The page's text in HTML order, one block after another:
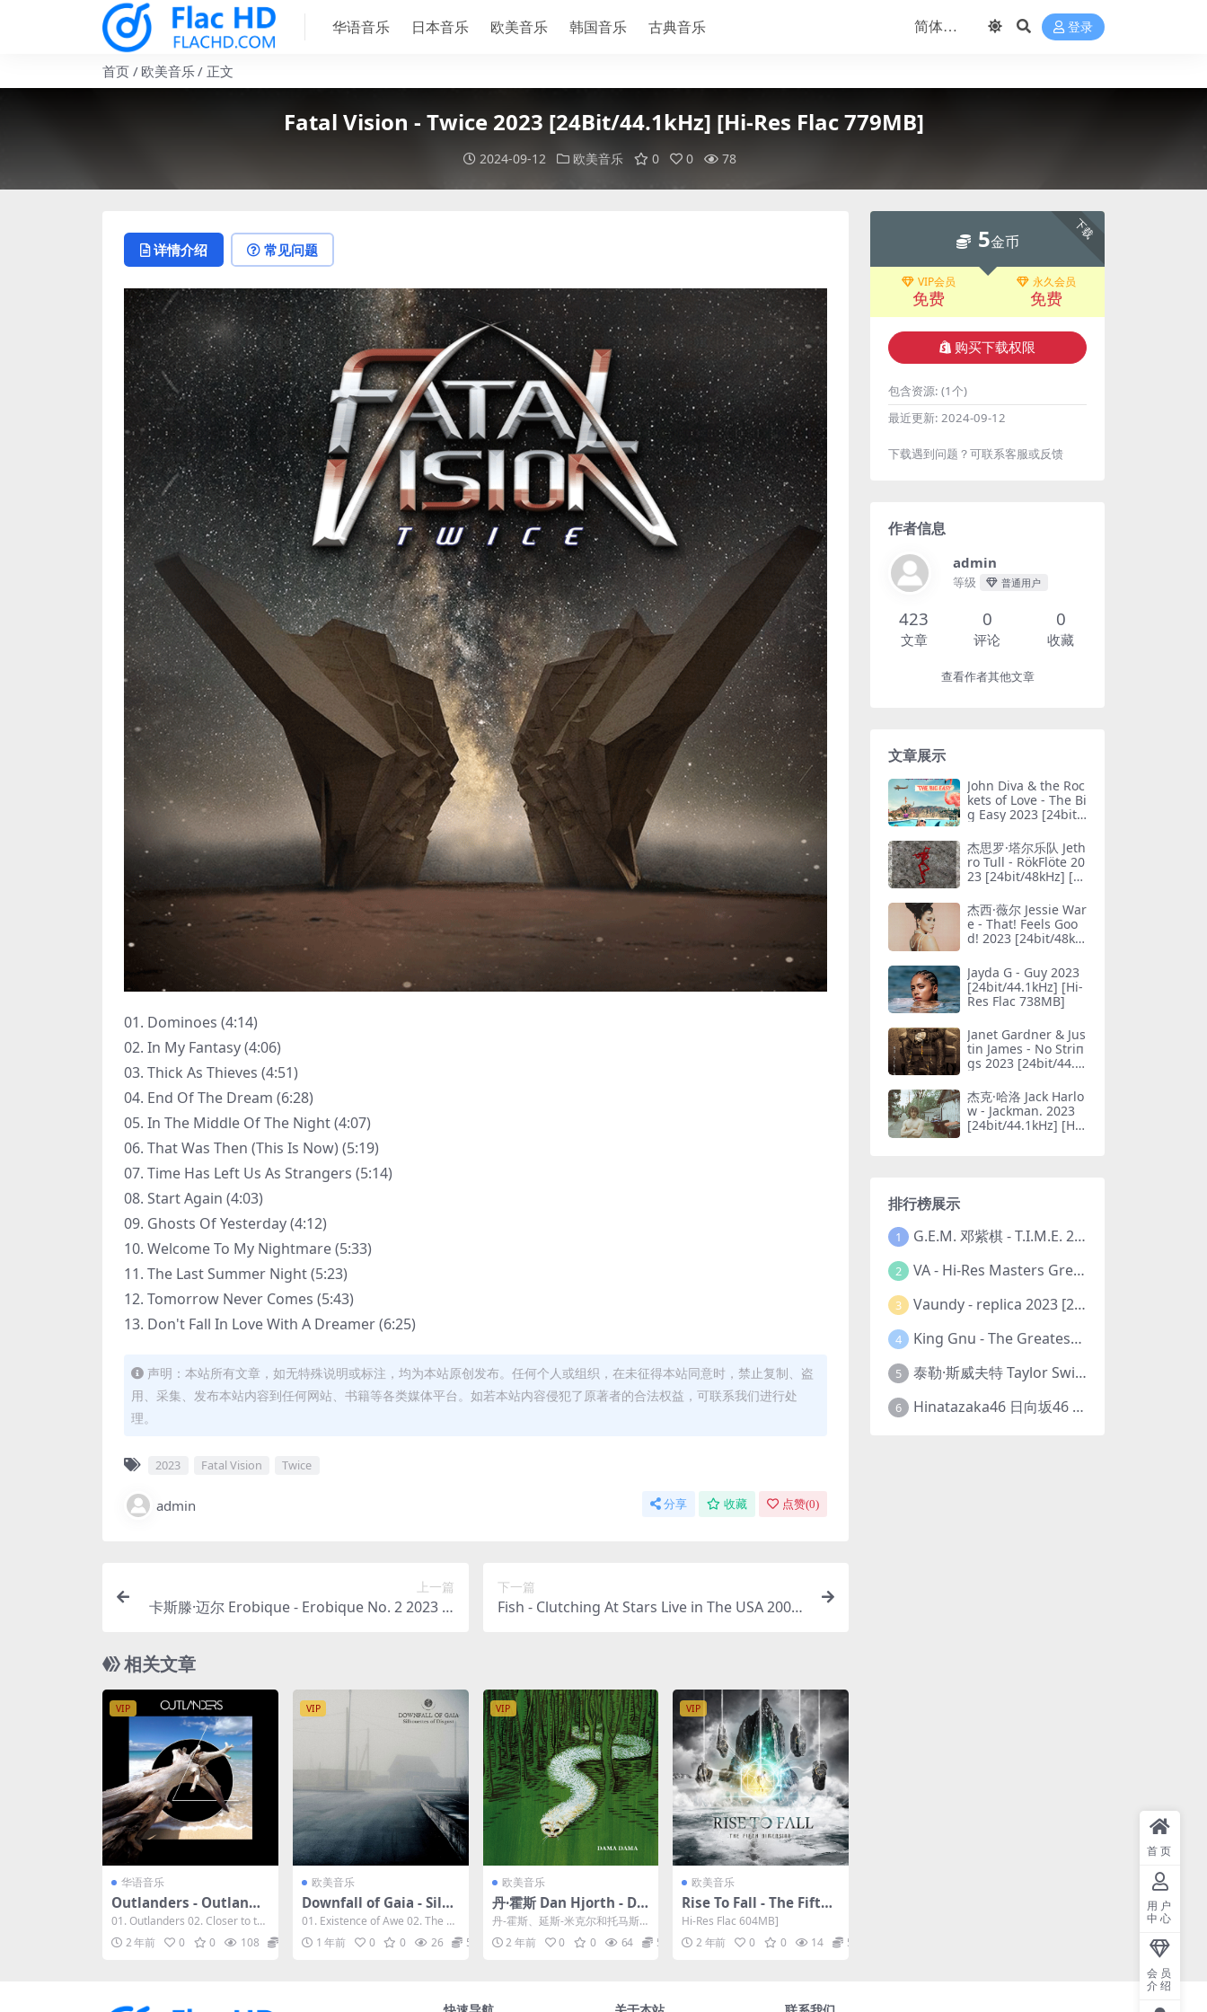
华语音乐 日本音乐 欧美音乐 韩国音乐 古典音乐 登录
首页 欧美音乐 正文
Fatal Vision - Twice 2023 [24Bit/44.1kHz] [Hi-Res Flac 779MB]
2024-09-12 欧美音乐 0 0 78
详情介绍 常见问题
01. Dominoes (4:14)
02. In My Fantasy (4:06)
03. Thick As Thieves (4:51)
04. End Of The Dream (6:28)
05. In The Middle Of The Night (4:07)
06. That Was Then (This Is Now) (5:19)
07. Time Has Left Us As Strangers (5:14)
08. Start Again (4:03)
09. Ghosts Of Yesterday (4:12)
10. Welcome To My Nightmare (5:33)
11. The Last Summer Night (5:23)
12. Tomorrow Never Comes (5:43)
13. Don't Fall In Love With A Dreamer (6:25)
声明：本站所有文章，如无特殊说明或标注，均为本站原创发布。任何个人或组织，在未征得本站同意时，禁止复制、盗
用、采集、发布本站内容到任何网站、书籍等各类媒体平台。如若本站内容侵犯了原著者的合法权益，可联系我们进行处
理。
2023 Fatal Vision Twice
admin 分享 收藏 点赞(0)
上一篇
卡斯滕·迈尔 Erobique - Erobique No. 2 2023 [2
下一篇
Fish - Clutching At Stars Live in The USA 2008
相关文章
VIP
华语音乐
Outlanders - Outlande
rs 2023 [24Bit/44.1kHz]
[Hi-Res Flac 906MB]
01. Outlanders 02. Closer to th
e Sky 03....
2 年前 0 0 108
VIP
欧美音乐
Downfall of Gaia - Silho
uettes of Disgust 2023
[24bit/48kHz] [Hi-Res F
lac 594MB]
01. Existence of Awe 02. The W
hir of Fli...
1 年前 0 0 26 5
VIP
欧美音乐
丹·霍斯 Dan Hjorth - DA
MA DAMA 2023 [24bit/
96kHz] [Hi-Res Flac 715
MB]
丹-霍斯、延斯-米克尔和托马斯-
艾勒作为一个紧密而反应灵敏的
整体，借鉴了斯堪的纳...
2 年前 0 0 64 5
VIP
欧美音乐
Rise To Fall - The Fifth
Dimension 2023 [24Bi
t/44.1kHz] [Hi-Res Flac
604MB]
Hi-Res Flac 604MB]
2 年前
0 0 14 5
下载
5金币
VIP会员
免费
永久会员
免费
购买下载权限
包含资源: (1个)
最近更新: 2024-09-12
下载遇到问题？可联系客服或反馈
作者信息
admin
等级 普通用户
423
文章
0
评论
0
收藏
查看作者其他文章
文章展示
John Diva & the Roc
kets of Love - The Bi
g Easy 2023 [24bit/
c 582MB]
杰思罗·塔尔乐队 Jeth
ro Tull - RökFlöte 20
23 [24bit/48kHz] [Hi
杰西·薇尔 Jessie War
e - That! Feels Goo
d! 2023 [24bit/48kH
MB]
Jayda G - Guy 2023
[24bit/44.1kHz] [Hi-
Res Flac 738MB]
Janet Gardner & Jus
tin James - No Striп
gs 2023 [24bit/44.1
4MB]
杰克·哈洛 Jack Harlo
w - Jackman. 2023
[24bit/44.1kHz] [Hi-
排行榜展示
1 G.E.M. 邓紫棋 - T.I.M.E. 2023-11-26 [24bit/48kHz] [Hi-Res Flac 313MB]
2 VA - Hi-Res Masters Greatest Hits Ever Vol. III 2023 [24Bit/192kHz] [Hi-Res Flac 10.5GB]
3 Vaundy - replica 2023 [24bit/48kHz] [Hi-Res Flac 1.6GB]
4 King Gnu - The Greatest Unknown 2023 [24Bit/48kHz] [Hi-Res Flac 752MB]
5 泰勒·斯威夫特 Taylor Swift - The Eras Tour 2023 [24bit/44.1kHz] [Hi-Res Flac 2.02GB]
6 Hinatazaka46 日向坂46 - 脈打つ感情 2023 [24bit/96kHz] [Hi-Res Flac 3.3GB]
首页
用户
中心
会员
介绍